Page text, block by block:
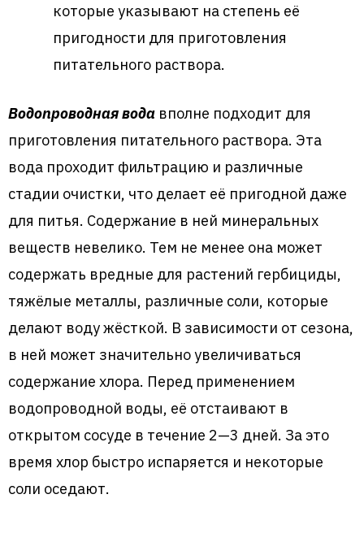
которые указывают на степень её
пригодности для приготовления
питательного раствора.
Водопроводная вода вполне подходит для
приготовления питательного раствора. Эта
вода проходит фильтрацию и различные
стадии очистки, что делает её пригодной даже
для питья. Содержание в ней минеральных
веществ невелико. Тем не менее она может
содержать вредные для растений гербициды,
тяжёлые металлы, различные соли, которые
делают воду жёсткой. В зависимости от сезона,
в ней может значительно увеличиваться
содержание хлора. Перед применением
водопроводной воды, её отстаивают в
открытом сосуде в течение 2—3 дней. За это
время хлор быстро испаряется и некоторые
соли оседают.